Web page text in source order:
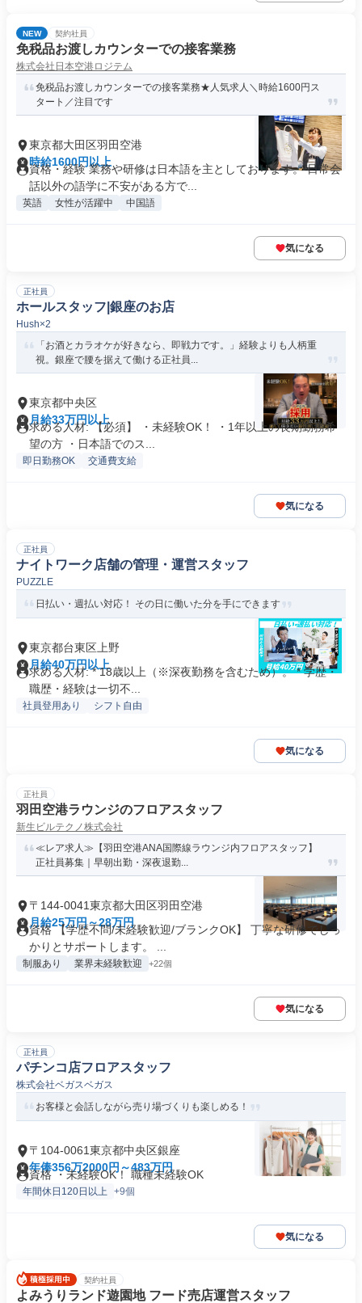
NEW 契約社員
免税品お渡しカウンターでの接客業務
株式会社日本空港ロジテム
免税品お渡しカウンターでの接客業務★人気求人＼時給1600円ス
タート／注目です
東京都大田区羽田空港
時給1600円以上
資格・経験 業務や研修は日本語を主としております。 日常会
話以外の語学に不安がある方で...
英語 女性が活躍中 中国語
気になる
正社員
ホールスタッフ|銀座のお店
Hush×2
「お酒とカラオケが好きなら、即戦力です。」経験よりも人柄重
視。銀座で腰を据えて働ける正社員...
東京都中央区
月給33万円以上
求める人材: 【必須】 ・未経験OK！ ・1年以上の長期勤務希
望の方 ・日本語でのス...
即日勤務OK 交通費支給
気になる
正社員
ナイトワーク店舗の管理・運営スタッフ
PUZZLE
日払い・週払い対応！ その日に働いた分を手にできます
東京都台東区上野
月給40万円以上
求める人材: * 18歳以上（※深夜勤務を含むため）。 * 学歴・
職歴・経験は一切不...
社員登用あり シフト自由
気になる
正社員
羽田空港ラウンジのフロアスタッフ
新生ビルテクノ株式会社
≪レア求人≫【羽田空港ANA国際線ラウンジ内フロアスタッフ】
正社員募集｜早朝出勤・深夜退勤...
〒144-0041東京都大田区羽田空港
月給25万円～28万円
資格 【学歴不問/未経験歓迎/ブランクOK】 丁寧な研修でしっ
かりとサポートします。 ...
制服あり 業界未経験歓迎 +22個
気になる
正社員
パチンコ店フロアスタッフ
株式会社ベガスベガス
お客様と会話しながら売り場づくりも楽しめる！
〒104-0061東京都中央区銀座
年俸356万2000円～483万円
資格 ・未経験OK！ 職種未経験OK
年間休日120日以上 +9個
気になる
契約社員
よみうりランド遊園地 フード売店運営スタッフ